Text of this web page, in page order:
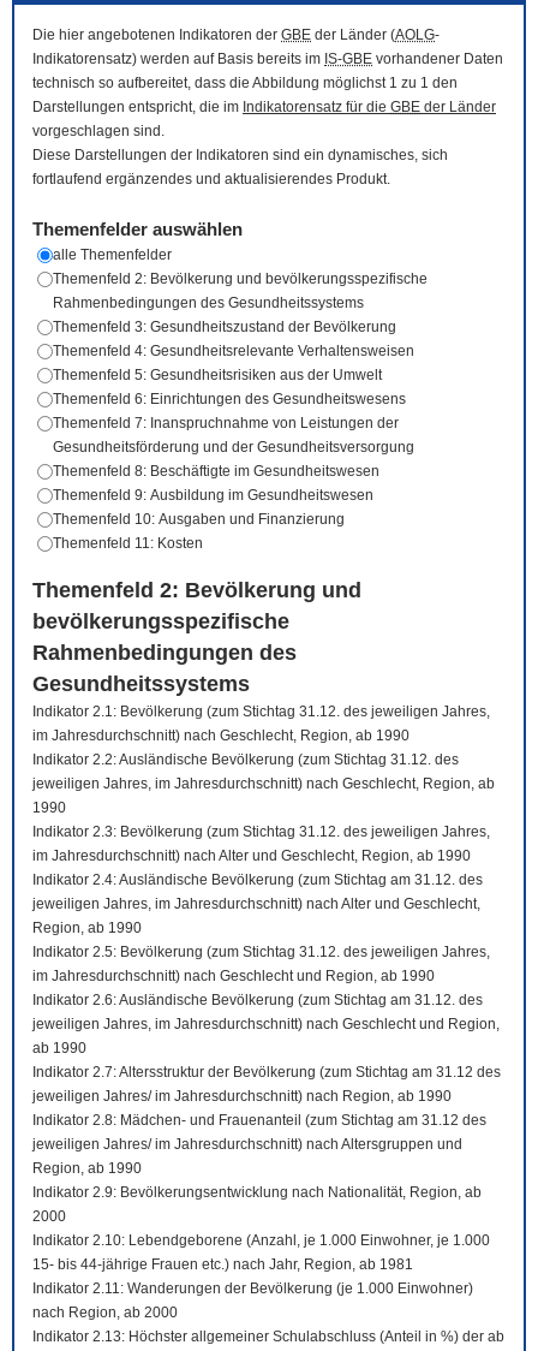
Die hier angebotenen Indikatoren der GBE der Länder (AOLG-
Indikatorensatz) werden auf Basis bereits im IS-GBE vorhandener Daten
technisch so aufbereitet, dass die Abbildung möglichst 1 zu 1 den
Darstellungen entspricht, die im Indikatorensatz für die GBE der Länder
vorgeschlagen sind.
Diese Darstellungen der Indikatoren sind ein dynamisches, sich
fortlaufend ergänzendes und aktualisierendes Produkt.
Themenfelder auswählen
alle Themenfelder
Themenfeld 2: Bevölkerung und bevölkerungsspezifische
Rahmenbedingungen des Gesundheitssystems
Themenfeld 3: Gesundheitszustand der Bevölkerung
Themenfeld 4: Gesundheitsrelevante Verhaltensweisen
Themenfeld 5: Gesundheitsrisiken aus der Umwelt
Themenfeld 6: Einrichtungen des Gesundheitswesens
Themenfeld 7: Inanspruchnahme von Leistungen der
Gesundheitsförderung und der Gesundheitsversorgung
Themenfeld 8: Beschäftigte im Gesundheitswesen
Themenfeld 9: Ausbildung im Gesundheitswesen
Themenfeld 10: Ausgaben und Finanzierung
Themenfeld 11: Kosten
Themenfeld 2: Bevölkerung und
bevölkerungsspezifische
Rahmenbedingungen des
Gesundheitssystems
Indikator 2.1: Bevölkerung (zum Stichtag 31.12. des jeweiligen Jahres,
im Jahresdurchschnitt) nach Geschlecht, Region, ab 1990
Indikator 2.2: Ausländische Bevölkerung (zum Stichtag 31.12. des
jeweiligen Jahres, im Jahresdurchschnitt) nach Geschlecht, Region, ab
1990
Indikator 2.3: Bevölkerung (zum Stichtag 31.12. des jeweiligen Jahres,
im Jahresdurchschnitt) nach Alter und Geschlecht, Region, ab 1990
Indikator 2.4: Ausländische Bevölkerung (zum Stichtag am 31.12. des
jeweiligen Jahres, im Jahresdurchschnitt) nach Alter und Geschlecht,
Region, ab 1990
Indikator 2.5: Bevölkerung (zum Stichtag 31.12. des jeweiligen Jahres,
im Jahresdurchschnitt) nach Geschlecht und Region, ab 1990
Indikator 2.6: Ausländische Bevölkerung (zum Stichtag am 31.12. des
jeweiligen Jahres, im Jahresdurchschnitt) nach Geschlecht und Region,
ab 1990
Indikator 2.7: Altersstruktur der Bevölkerung (zum Stichtag am 31.12 des
jeweiligen Jahres/ im Jahresdurchschnitt) nach Region, ab 1990
Indikator 2.8: Mädchen- und Frauenanteil (zum Stichtag am 31.12 des
jeweiligen Jahres/ im Jahresdurchschnitt) nach Altersgruppen und
Region, ab 1990
Indikator 2.9: Bevölkerungsentwicklung nach Nationalität, Region, ab
2000
Indikator 2.10: Lebendgeborene (Anzahl, je 1.000 Einwohner, je 1.000
15- bis 44-jährige Frauen etc.) nach Jahr, Region, ab 1981
Indikator 2.11: Wanderungen der Bevölkerung (je 1.000 Einwohner)
nach Region, ab 2000
Indikator 2.13: Höchster allgemeiner Schulabschluss (Anteil in %) der ab